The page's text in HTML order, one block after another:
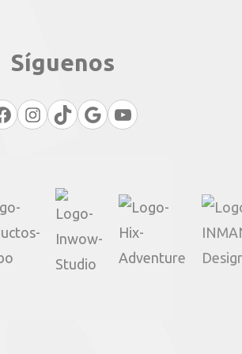
Síguenos
Facebook
Instagram
TikTok
GoogleYouTube